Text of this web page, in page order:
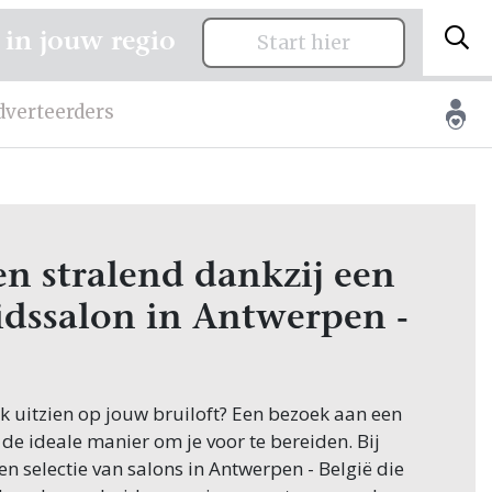
in jouw regio Start hier
stralend dankzij een
in Antwerpen -
uitzien op jouw bruiloft? Een bezoek aan een
ideale manier om je voor te bereiden. Bij
selectie van salons in Antwerpen - België die